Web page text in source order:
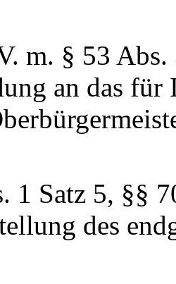
m. § 53 Abs.
an das
1 Satz 5, §§
des